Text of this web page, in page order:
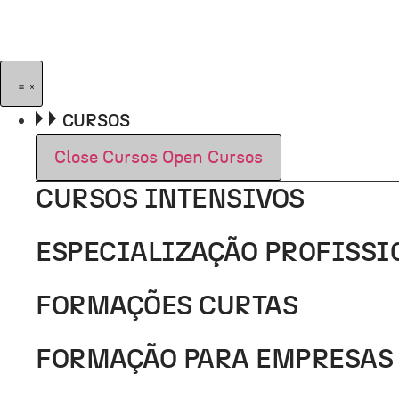
o
conteúdo
CURSOS
Close Cursos Open Cursos
CURSOS INTENSIVOS
ESPECIALIZAÇÃO
FORMAÇÕES CURTAS
FORMAÇÃO PARA EMPRESAS